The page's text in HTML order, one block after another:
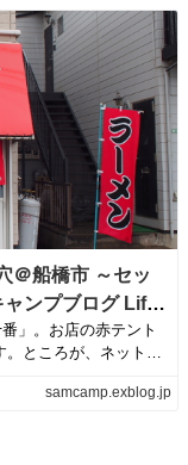
＠船橋市 ～セッ
ャンプブログ Life
」。お店の赤テント
。ところが、ネット上
samcamp.exblog.jp